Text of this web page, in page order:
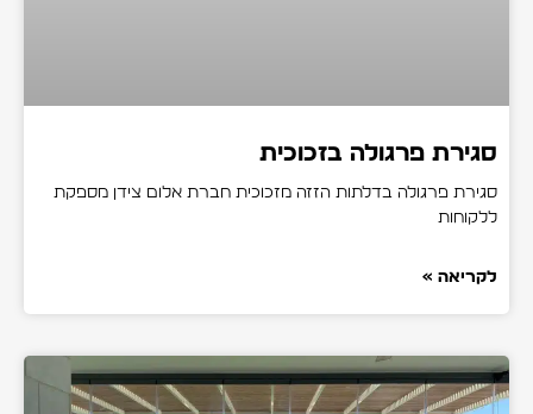
סגירת פרגולה בזכוכית
סגירת פרגולה בדלתות הזזה מזכוכית חברת אלום צידן מספקת
ללקוחות
לקריאה »